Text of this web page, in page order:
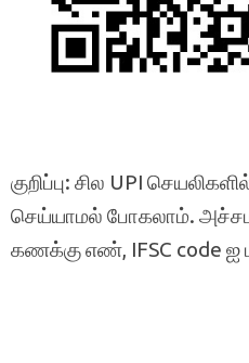
குறிப்பு: சில UPI
செய்யாமல் போகலாம்.
கணக்கு எண், IFSC code ஐ